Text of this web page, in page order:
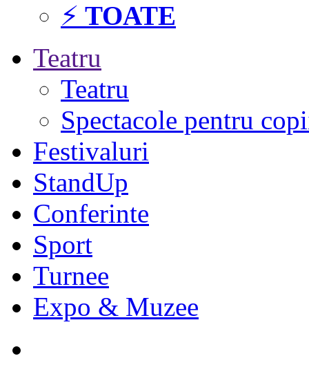
⚡ TOATE
Teatru
Teatru
Spectacole pentru
Festivaluri
StandUp
Conferinte
Sport
Turnee
Expo & Muzee